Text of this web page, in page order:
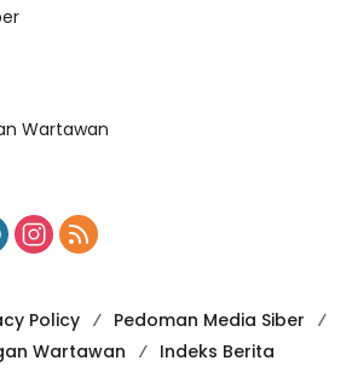
Wartawan
Policy
Pedoman Media Siber
Wartawan
Indeks Berita